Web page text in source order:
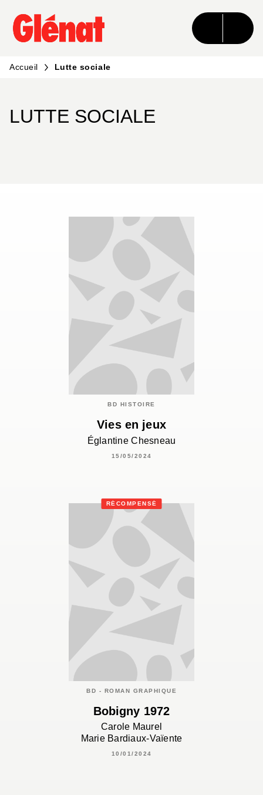
MENU RECHERCHE CONTENU
PIED DE PAGE
Accueil Lutte sociale
LUTTE SOCIALE
BD HISTOIRE
Vies en jeux
Églantine Chesneau
15/05/2024
RÉCOMPENSÉ
BD - ROMAN GRAPHIQUE
Bobigny 1972
Carole Maurel
Marie Bardiaux-Vaïente
10/01/2024